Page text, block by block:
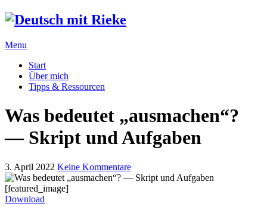
Menu
Start
Über mich
Tipps & Ressourcen
Was bedeutet „ausmachen“?
— Skript und Aufgaben
3. April 2022 Keine Kommentare
[featured_image]
Download